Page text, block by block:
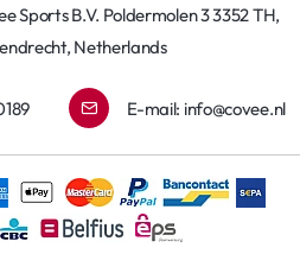
Sports B.V. Poldermolen 3 3352 TH,
Netherlands
E-mail: info@covee.nl